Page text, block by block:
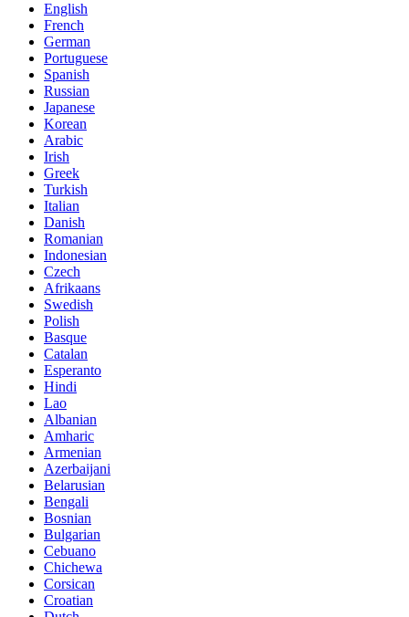
English
French
German
Portuguese
Spanish
Russian
Japanese
Korean
Arabic
Irish
Greek
Turkish
Italian
Danish
Romanian
Indonesian
Czech
Afrikaans
Swedish
Polish
Basque
Catalan
Esperanto
Hindi
Lao
Albanian
Amharic
Armenian
Azerbaijani
Belarusian
Bengali
Bosnian
Bulgarian
Cebuano
Chichewa
Corsican
Croatian